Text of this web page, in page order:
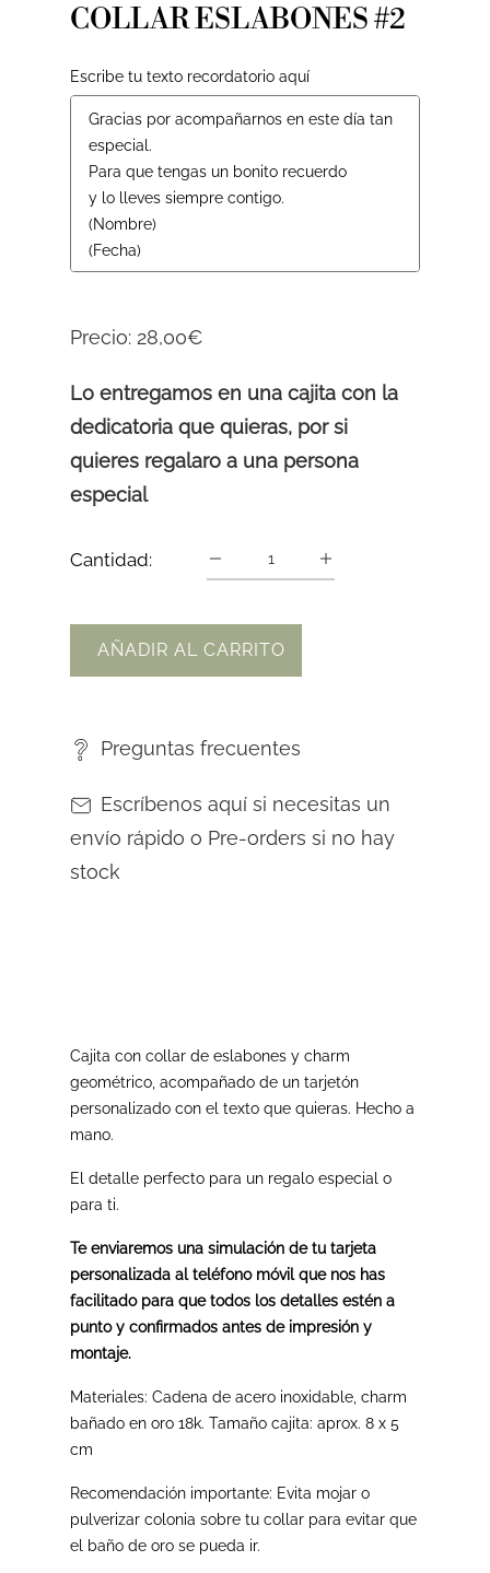
COLLAR ESLABONES #2
Escribe tu texto recordatorio aquí
Precio: 28,00€
Lo entregamos en una cajita con la
dedicatoria que quieras, por si
quieres regalaro a una persona
especial
Cantidad:
AÑADIR AL CARRITO
Preguntas frecuentes
Escríbenos aquí si necesitas un
envío rápido o Pre-orders si no hay
stock
Cajita con collar de eslabones y charm
geométrico, acompañado de un tarjetón
personalizado con el texto que quieras. Hecho a
mano.
El detalle perfecto para un regalo especial o
para ti.
Te enviaremos una simulación de tu tarjeta
personalizada al teléfono móvil que nos has
facilitado para que todos los detalles estén a
punto y confirmados antes de impresión y
montaje.
Materiales: Cadena de acero inoxidable, charm
bañado en oro 18k. Tamaño cajita: aprox. 8 x 5
cm
Recomendación importante: Evita mojar o
pulverizar colonia sobre tu collar para evitar que
el baño de oro se pueda ir.